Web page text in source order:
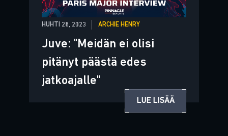
HUHTI 28, 2023 ARCHIE HENRY
Juve: "Meidän ei olisi
pitänyt päästä edes
jatkoajalle"
LUE LISÄÄ